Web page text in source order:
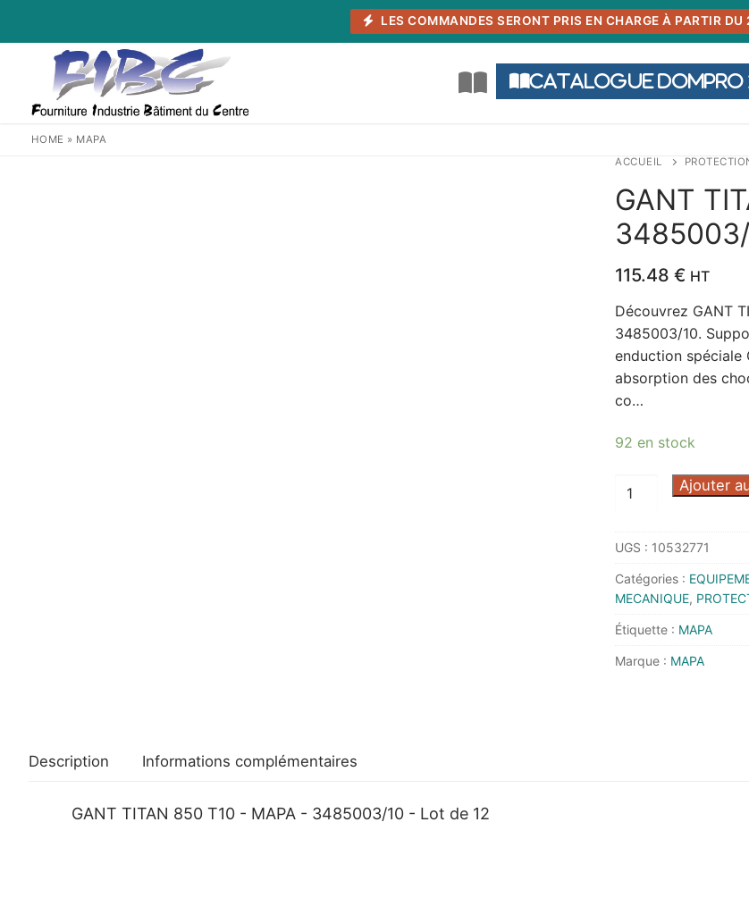
LES COMMANDES SERONT PRIS EN CHARGE À PARTIR
Catalogue DOMPRO
HOME » MAPA
ACCUEIL
GANT
115.48 € HT
Découvrez GANT
3485003/10.
enduction spéciale
absorption des
co…
92 en stock
quantité
TITAN
850
T10
-
MAPA
-
Ajouter
UGS : 10532771
Catégories :
MECANIQUE,
Étiquette : MAPA
Marque : MAPA
Description Informations complémentaires
GANT TITAN 850 T10 - MAPA - 3485003/10 - Lot de 12